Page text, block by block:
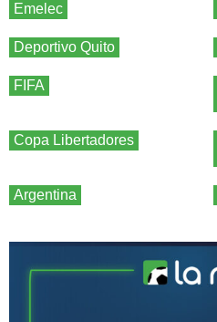
Emelec
Deportivo Quito
FIFA
Copa Libertadores
Argentina